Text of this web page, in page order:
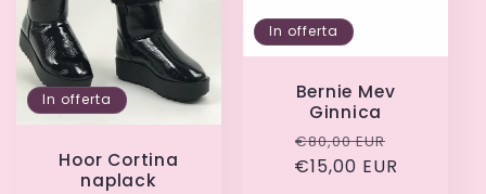
In offerta
Hoor Cortina
naplack
In offerta
Bernie Mev
Ginnica
Prezzo
di
€80,00 EUR
€15,00 EUR